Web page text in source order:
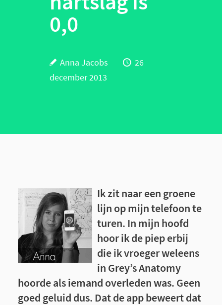
0,0
Anna Jacobs
26
december 2013
Ik zit naar een groene
lijn op mijn telefoon te
turen. In mijn hoofd
hoor ik de piep erbij
die ik vroeger weleens
in Grey’s Anatomy
hoorde als iemand overleden was. Geen
goed geluid dus. Dat de app beweert dat